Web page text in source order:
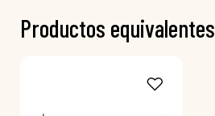
Productos equivalentes